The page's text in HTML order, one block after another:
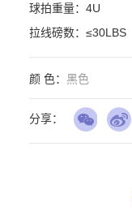
球拍重量：4U
拉线磅数：≤30LBS
颜 色： 黑色
分享：